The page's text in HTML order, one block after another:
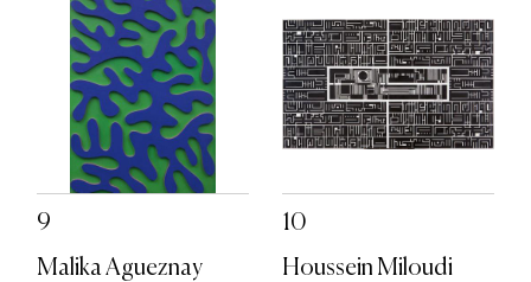
9
Malika Agueznay
10
Houssein Miloudi